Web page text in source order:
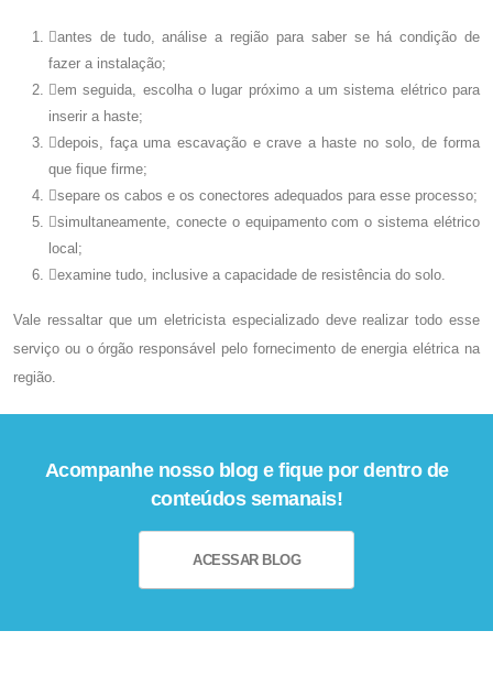
antes de tudo, análise a região para saber se há condição de
fazer a instalação;
em seguida, escolha o lugar próximo a um sistema elétrico para
inserir a haste;
depois, faça uma escavação e crave a haste no solo, de forma
que fique firme;
separe os cabos e os conectores adequados para esse processo;
simultaneamente, conecte o equipamento com o sistema elétrico
local;
examine tudo, inclusive a capacidade de resistência do solo.
Vale ressaltar que um eletricista especializado deve realizar todo esse
serviço ou o órgão responsável pelo fornecimento de energia elétrica na
região.
Acompanhe nosso blog e fique por dentro de
conteúdos semanais!
ACESSAR BLOG